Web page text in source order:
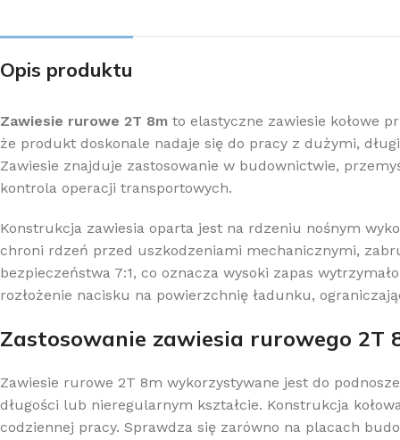
Opis produktu
Zawiesie rurowe 2T 8m to elastyczne zawiesie kołowe
że produkt doskonale nadaje się do pracy z dużymi,
Zawiesie znajduje zastosowanie w budownictwie,
kontrola operacji transportowych.
Konstrukcja zawiesia oparta jest na rdzeniu nośnym
chroni rdzeń przed uszkodzeniami mechanicznymi,
bezpieczeństwa 7:1, co oznacza wysoki zapas
rozłożenie nacisku na powierzchnię ładunku,
Zastosowanie zawiesia rurowego 2T
Zawiesie rurowe 2T 8m wykorzystywane jest do
długości lub nieregularnym kształcie. Konstrukcja
codziennej pracy. Sprawdza się zarówno na placach